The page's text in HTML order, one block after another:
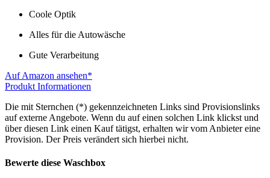
Coole Optik
Alles für die Autowäsche
Gute Verarbeitung
Auf Amazon ansehen*
Produkt Informationen
Die mit Sternchen (*) gekennzeichneten Links sind Provisionslinks
auf externe Angebote. Wenn du auf einen solchen Link klickst und
über diesen Link einen Kauf tätigst, erhalten wir vom Anbieter eine
Provision. Der Preis verändert sich hierbei nicht.
Bewerte diese Waschbox